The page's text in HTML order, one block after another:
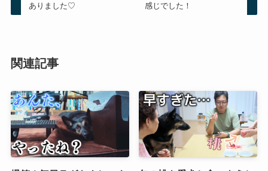
ありました♡
感じでした！
関連記事